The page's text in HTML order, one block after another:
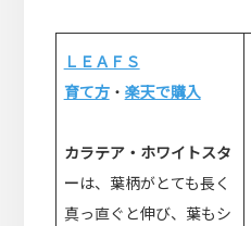
ＬＥＡＦＳ
育て方・ 楽天で購入
カラテア・ホワイトスタ
ーは、葉柄がとても長く
真っ直ぐと伸び、葉もシ